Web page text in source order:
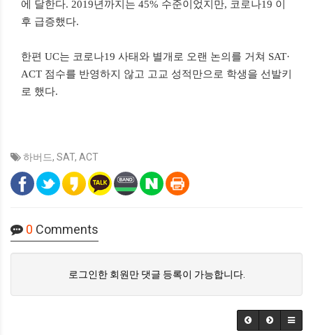
에 달한다. 2019년까지는 45% 수준이었지만, 코로나19 이
후 급증했다.
한편 UC는 코로나19 사태와 별개로 오랜 논의를 거쳐 SAT·
ACT 점수를 반영하지 않고 고교 성적만으로 학생을 선발키
로 했다.
하버드, SAT, ACT
0 Comments
로그인한 회원만 댓글 등록이 가능합니다.